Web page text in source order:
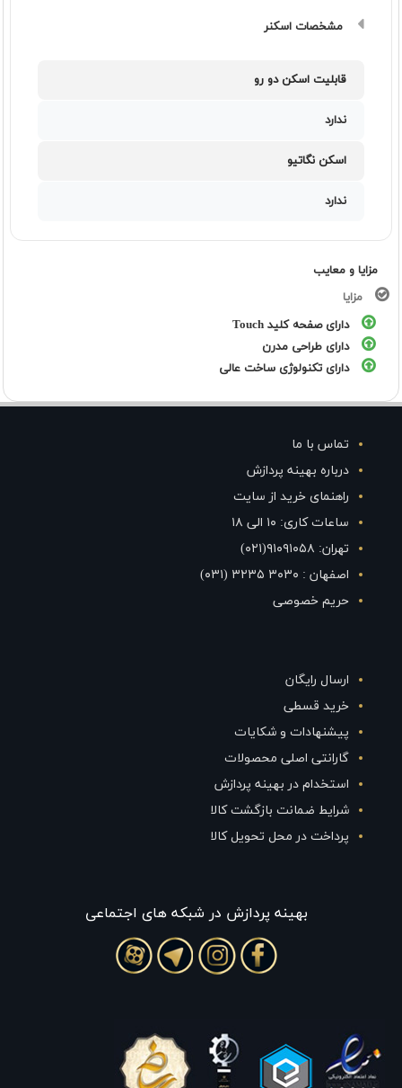
مشخصات اسکنر
قابلیت اسکن دو رو
ندارد
اسکن نگاتیو
ندارد
مزایا و معایب
مزایا
دارای صفحه کلید Touch
دارای طراحی مدرن
دارای تکنولوژی ساخت عالی
تماس با ما
درباره بهینه پردازش
راهنمای خرید از سایت
ساعات کاری: ۱۰ الی ۱۸
تهران: ۹۱۰۹۱۰۵۸(۰۲۱)
اصفهان : ۳۰۳۰ ۳۲۳۵ (۰۳۱)
حریم خصوصی
ارسال رایگان
خرید قسطی
پیشنهادات و شکایات
گارانتی اصلی محصولات
استخدام در بهینه پردازش
شرایط ضمانت بازگشت کالا
پرداخت در محل تحویل کالا
بهينه پردازش در شبکه های اجتماعی